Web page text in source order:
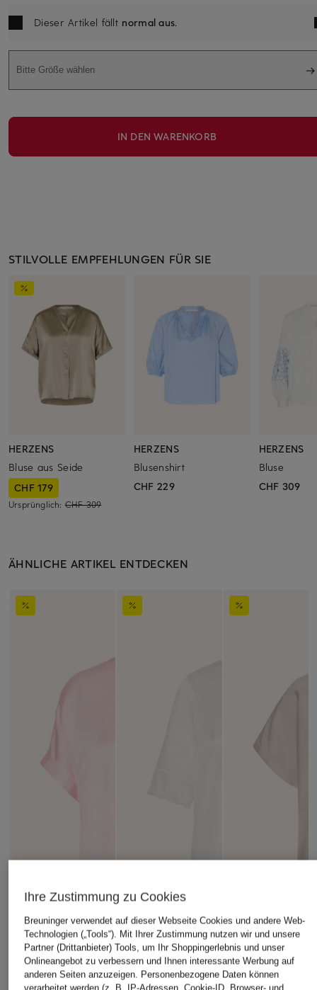
Dieser Artikel fällt normal aus.
Bitte Größe wählen
IN DEN WARENKORB
STILVOLLE EMPFEHLUNGEN FÜR SIE
HERZENS
Bluse aus Seide
CHF 179
Ursprünglich: CHF 309
HERZENS
Blusenshirt
CHF 229
HERZENS
Bluse
CHF 309
ÄHNLICHE ARTIKEL ENTDECKEN
Ihre Zustimmung zu Cookies
Breuninger verwendet auf dieser Webseite Cookies und andere Web-
Technologien („Tools“). Mit Ihrer Zustimmung nutzen wir und unsere
Partner (Drittanbieter) Tools, um Ihr Shoppingerlebnis und unser
Onlineangebot zu verbessern und Ihnen interessante Werbung auf
anderen Seiten anzuzeigen. Personenbezogene Daten können
verarbeitet werden (z. B. IP-Adressen, Cookie-ID, Browser- und